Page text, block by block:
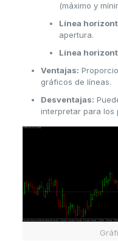
(máximo y
Línea
apertura.
Línea
Ventajas:
gráficos de líneas.
Desventajas:
interpretar para los